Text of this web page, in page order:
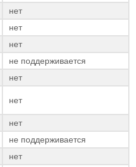
нет
нет
нет
не поддерживается
нет
нет
нет
не поддерживается
нет